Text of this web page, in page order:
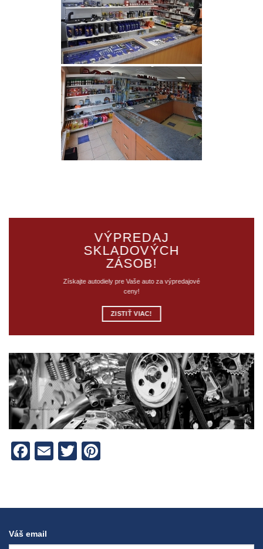
VÝPREDAJ
SKLADOVÝCH
ZÁSOB!
Získajte autodiely pre Vaše auto za výpredajové
ceny!
ZISTIŤ VIAC!
Facebook
EmailTwitter
Váš email